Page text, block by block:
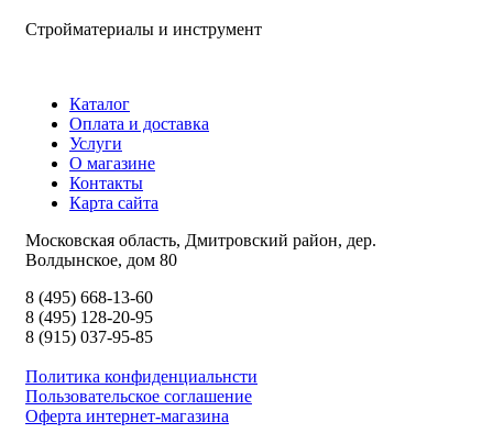
Стройматериалы и инструмент
Каталог
Оплата и доставка
Услуги
О магазине
Контакты
Карта сайта
Московская область, Дмитровский район, дер.
Волдынское, дом 80
8 (495) 668-13-60
8 (495) 128-20-95
8 (915) 037-95-85
Политика конфиденциальнсти
Пользовательское соглашение
Оферта интернет-магазина